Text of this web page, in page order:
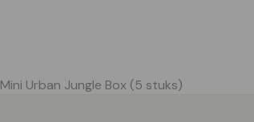
Mini Urban Jungle Box (5 stuks)